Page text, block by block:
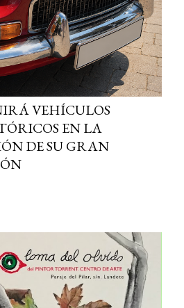
VEHÍCULOS
EN LA
DE SU GRAN